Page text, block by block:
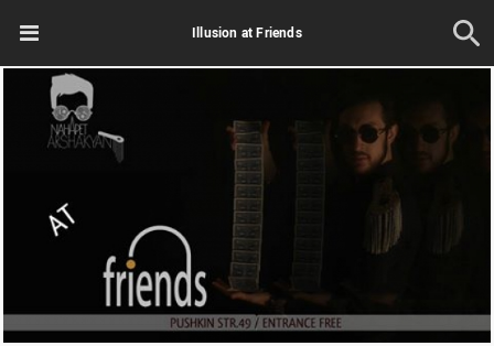
Illusion at Friends